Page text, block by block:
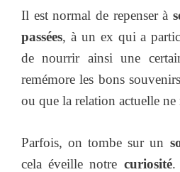
Il est normal de repenser à
passées, à un ex qui a
de nourrir ainsi une
remémore les bons
ou que la relation actuelle ne
Parfois, on tombe sur un
cela éveille notre curiosité.